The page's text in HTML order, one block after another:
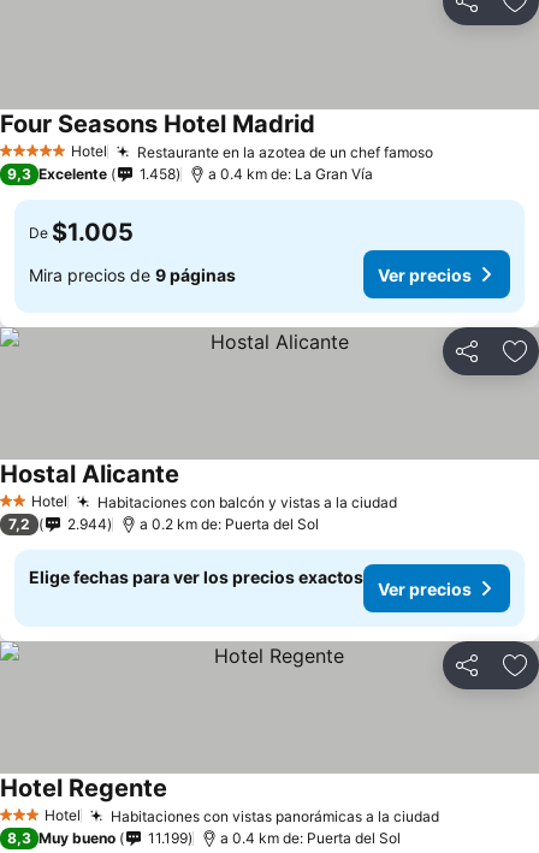
Compartir
5 Estrellas Hotel Restaurante en la azotea de un chef famosoVer precios
Four Seasons Hotel Madrid
9,3 Excelente 1.458 a 0.4 km de: La Gran Vía
De $1.005
Mira precios de 9 páginas Ver precios
Compartir
2 Estrellas
Hotel Habitaciones con balcón y vistas a la ciudadVer precios
Hostal Alicante
7,2 2.944 a 0.2 km de: Puerta del Sol
Elige fechas para ver los precios exactos
Ver precios
Compartir
3 Estrellas
Hotel Habitaciones con vistas panorámicas a la ciudadVer
Hotel Regente
8,3 Muy bueno 11.199 a 0.4 km de: Puerta del Sol